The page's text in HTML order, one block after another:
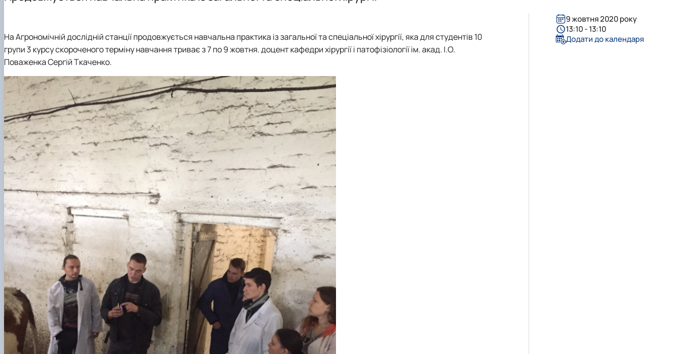
Навчально-наукові лабораторії
План роботи та звіти
План роботи та звіти
На Агрономічній дослідній станції продовжується навчальна практика із загальної та спеціальної хірургії, яка для студентів 10
групи 3 курсу скороченого терміну навчання триває з 7 по 9 жовтня. доцент кафедри хірургії і патофізіології ім. акад. І.О.
Поваженка Сергій Ткаченко.
9 жовтня 2020 року
13:10 - 13:10
Додати до календаря